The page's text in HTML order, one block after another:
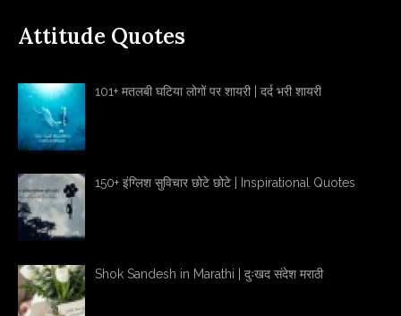
Attitude Quotes
101+ मतलबी घटिया लोगों पर शायरी | दर्द भरी शायरी
150+ इंग्लिश सुविचार छोटे छोटे | Inspirational Quotes
Shok Sandesh in Marathi | दुःखद संदेश मराठी